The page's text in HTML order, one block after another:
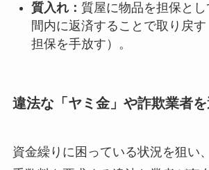
質入れ： 質屋に物品を担保と
間内に返済することで取り戻
担保を手放す）。
違法な「ヤミ金」や詐欺業者
資金繰りに困っている状況を狙い